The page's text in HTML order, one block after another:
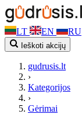
LT EN RU
Ieškoti akcijų
gudrusis.lt
›
Kategorijos
›
Gėrimai